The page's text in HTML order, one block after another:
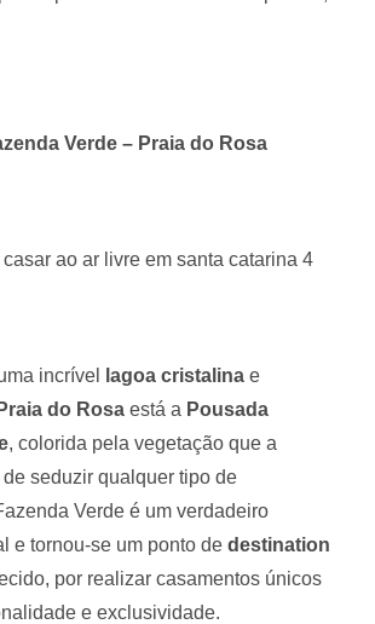
Verde – Praia do Rosa
incrível lagoa cristalina e
Praia do Rosa está a Pousada
, colorida pela vegetação que a
seduzir qualquer tipo de
Verde é um verdadeiro
e tornou-se um ponto dedestination
por realizar casamentos únicos
e exclusividade.